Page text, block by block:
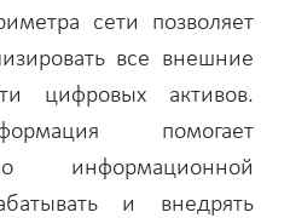
сети позволяет
все внешние
цифровых активов.
помогает
информационной
и внедрять